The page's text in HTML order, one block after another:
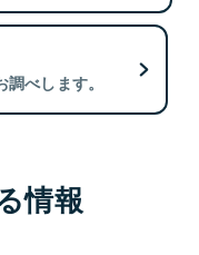
べします。
情報